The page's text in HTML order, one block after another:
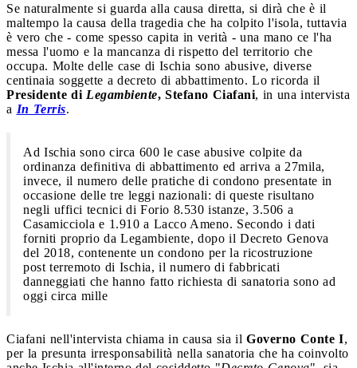
Se naturalmente si guarda alla causa diretta, si dirà che è il
maltempo la causa della tragedia che ha colpito l'isola, tuttavia
è vero che - come spesso capita in verità - una mano ce l'ha
messa l'uomo e la mancanza di rispetto del territorio che
occupa. Molte delle case di Ischia sono abusive, diverse
centinaia soggette a decreto di abbattimento. Lo ricorda il
Presidente di Legambiente, Stefano Ciafani, in una intervista
a In Terris.
Ad Ischia sono circa 600 le case abusive colpite da
ordinanza definitiva di abbattimento ed arriva a 27mila,
invece, il numero delle pratiche di condono presentate in
occasione delle tre leggi nazionali: di queste risultano
negli uffici tecnici di Forio 8.530 istanze, 3.506 a
Casamicciola e 1.910 a Lacco Ameno. Secondo i dati
forniti proprio da Legambiente, dopo il Decreto Genova
del 2018, contenente un condono per la ricostruzione
post terremoto di Ischia, il numero di fabbricati
danneggiati che hanno fatto richiesta di sanatoria sono ad
oggi circa mille
Ciafani nell'intervista chiama in causa sia il Governo Conte I,
per la presunta irresponsabilità nella sanatoria che ha coinvolto